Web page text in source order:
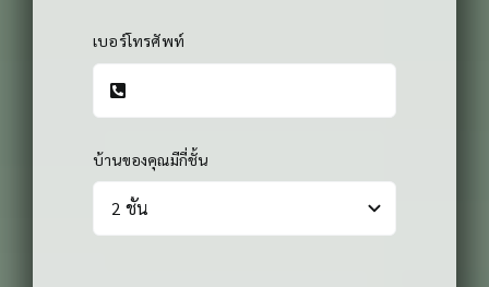
เบอร์โทรศัพท์
บ้านของคุณมีกี่ชั้น